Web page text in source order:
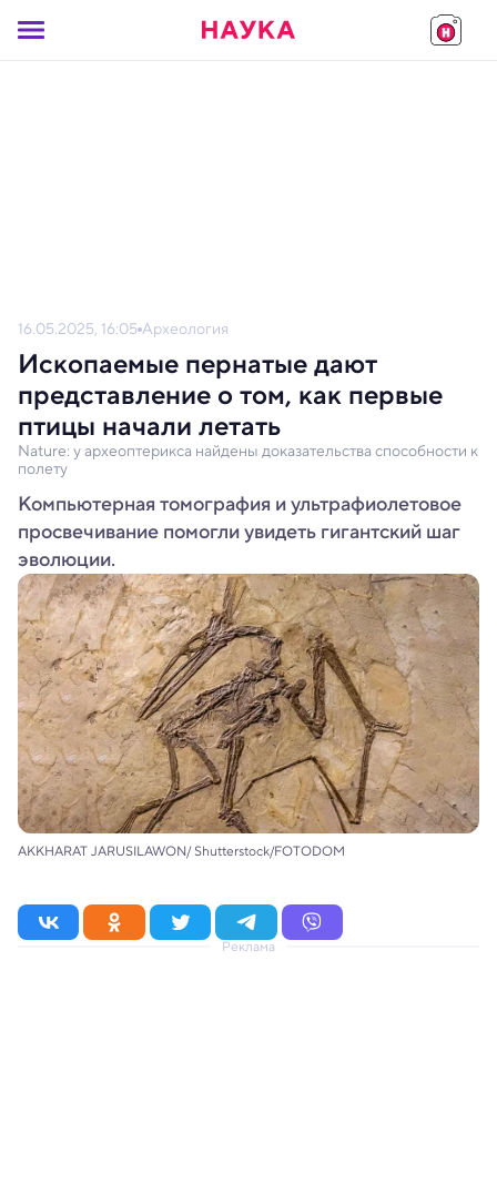
16.05.2025, 16:05 Археология
Ископаемые пернатые дают
представление о том, как первые
птицы начали летать
Nature: у археоптерикса найдены доказательства способности к
полету
Компьютерная томография и ультрафиолетовое
просвечивание помогли увидеть гигантский шаг
эволюции.
AKKHARAT JARUSILAWON/ Shutterstock/FOTODOM
Реклама